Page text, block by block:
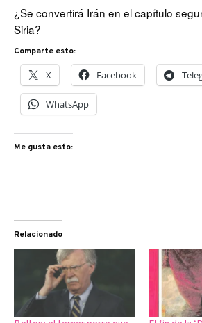
¿Se convertirá Irán en el capítulo
Siria?
Comparte esto:
X Facebook
WhatsApp
Me gusta esto:
Relacionado